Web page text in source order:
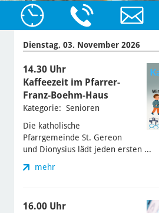
Dienstag, 03. November 2026
14.30 Uhr
Kaffeezeit im Pfarrer-
Franz-Boehm-Haus
Kategorie: Senioren
Die katholische
Pfarrgemeinde St. Gereon
und Dionysius lädt jeden ersten ...
mehr
16.00 Uhr